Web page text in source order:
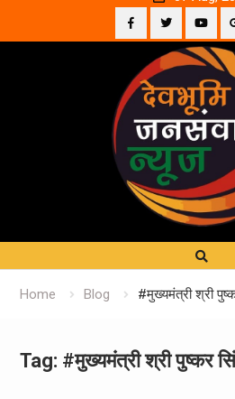
Facebook
Twitter
Home Blog #मुख्यमंत्री श्री
Tag: #मुख्यमंत्री श्री पुष्कर